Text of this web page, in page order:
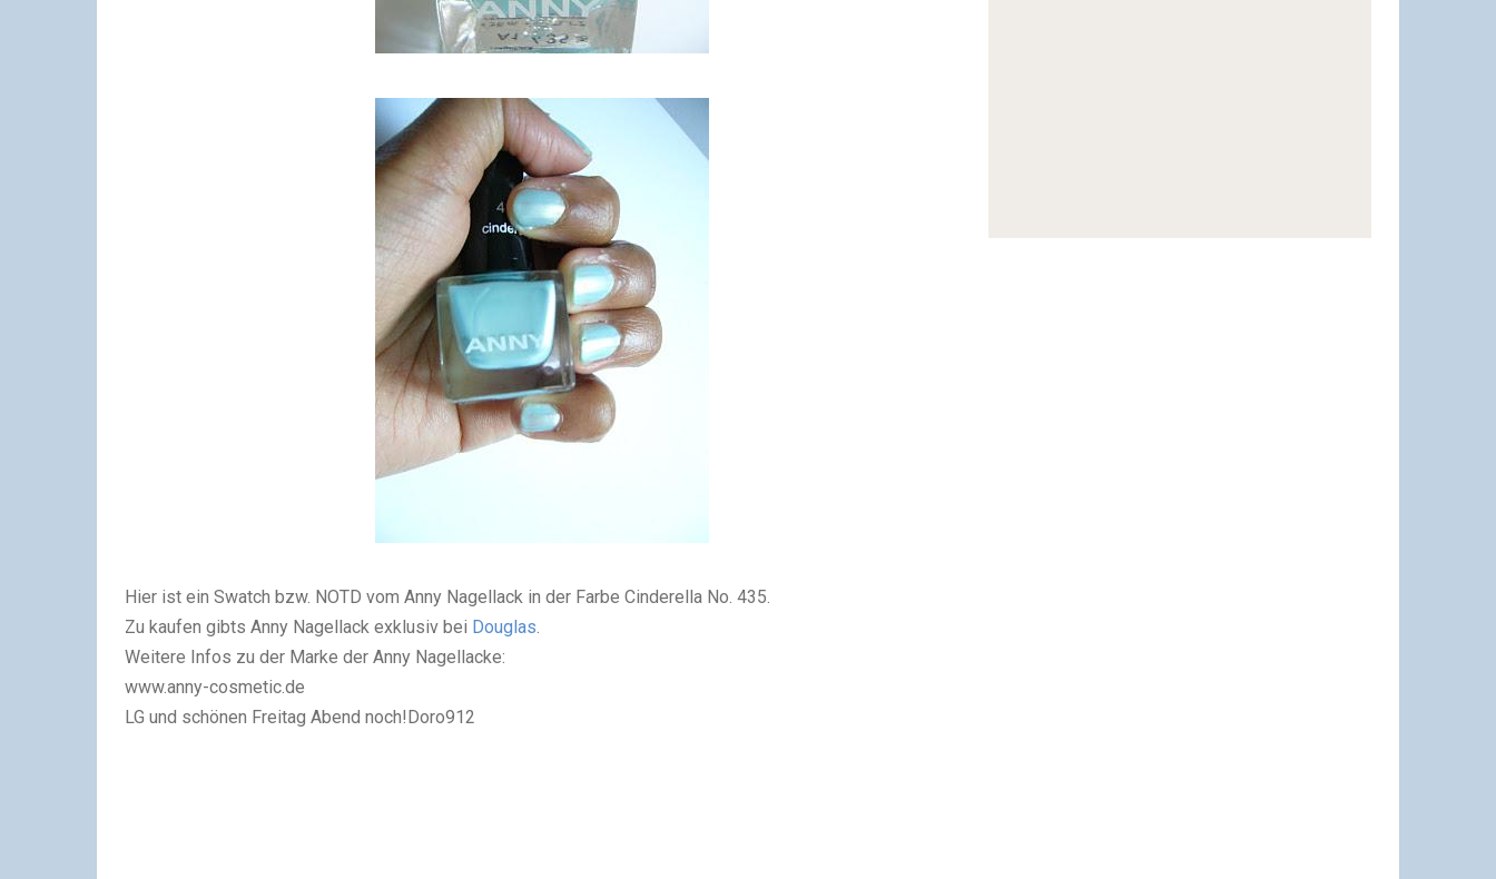
Hier ist ein Swatch bzw. NOTD vom Anny Nagellack in der Farbe Cinderella No. 435.
Zu kaufen gibts Anny Nagellack exklusiv bei Douglas
Weitere Infos zu der Marke der Anny Nagellacke:
www.anny-cosmetic.de
LG und schönen Freitag Abend noch!Doro912